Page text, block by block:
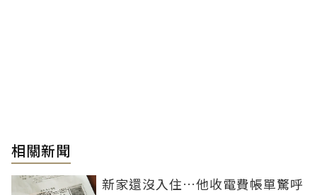
相關新聞
新家還沒入住…他收電費帳單驚呼